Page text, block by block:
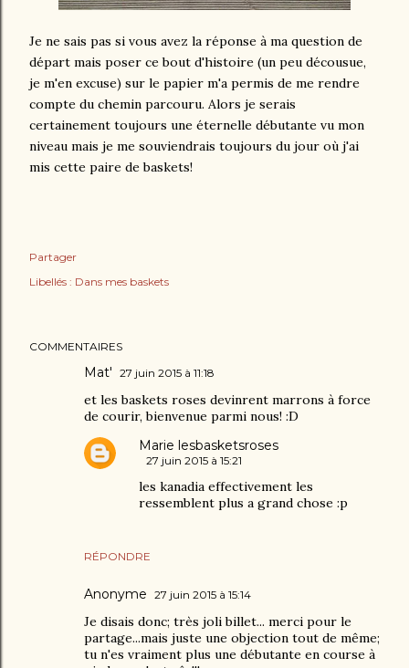
Je ne sais pas si vous avez la réponse à ma question de
départ mais poser ce bout d'histoire (un peu décousue,
je m'en excuse) sur le papier m'a permis de me rendre
compte du chemin parcouru. Alors je serais
certainement toujours une éternelle débutante vu mon
niveau mais je me souviendrais toujours du jour où j'ai
mis cette paire de baskets!
Partager
Libellés : Dans mes baskets
COMMENTAIRES
Mat' 27 juin 2015 à 11:18
et les baskets roses devinrent marrons à force
de courir, bienvenue parmi nous! :D
RÉPONDRE
Marie lesbasketsroses
27 juin 2015 à 15:21
les kanadia effectivement les
ressemblent plus a grand chose :p
Anonyme 27 juin 2015 à 15:14
Je disais donc; très joli billet... merci pour le
partage...mais juste une objection tout de même;
tu n'es vraiment plus une débutante en course à